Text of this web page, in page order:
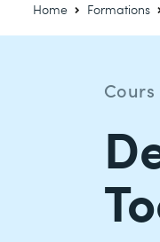
Home Formations
Cours